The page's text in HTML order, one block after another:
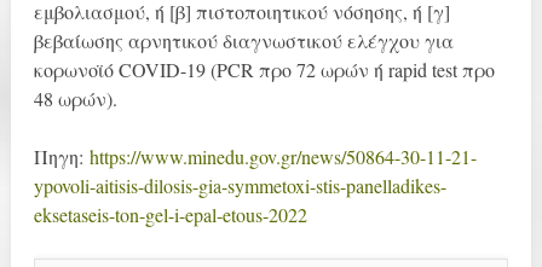
εμβολιασμού, ή [β] πιστοποιητικού νόσησης, ή [γ]
βεβαίωσης αρνητικού διαγνωστικού ελέγχου για
κορωνοϊό COVID-19 (PCR προ 72 ωρών ή rapid test προ
48 ωρών).
Πηγη: https://www.minedu.gov.gr/news/50864-30-11-21-
ypovoli-aitisis-dilosis-gia-symmetoxi-stis-panelladikes-
eksetaseis-ton-gel-i-epal-etous-2022